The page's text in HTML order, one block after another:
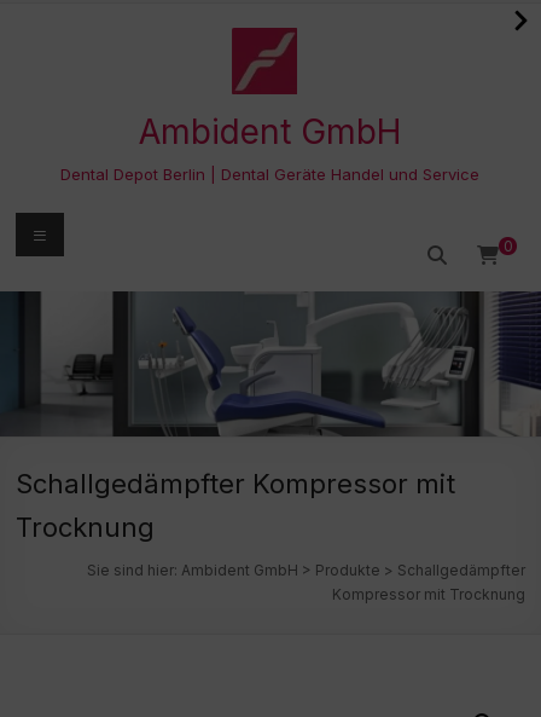
Ambident GmbH
Dental Depot Berlin | Dental Geräte Handel und Service
0
Menü
Schallgedämpfter Kompressor mit
Trocknung
Sie sind hier: Ambident GmbH > Produkte > Schallgedämpfter
Kompressor mit Trocknung